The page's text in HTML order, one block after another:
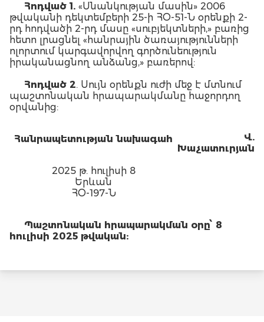
Հոդված 1. «Սնանկության մասին» 2006
թվականի դեկտեմբերի 25-ի ՀՕ-51-Ն օրենքի 2-
րդ հոդվածի 2-րդ մասը «սուբյեկտների,» բառից
հետո լրացնել «հանրային ծառայությունների
ոլորտում կարգավորվող գործունեություն
իրականացնող անձանց,» բառերով:
Հոդված 2. Սույն օրենքն ուժի մեջ է մտնում
պաշտոնական հրապարակմանը հաջորդող
օրվանից:
Հանրապետության նախագահ
Վ.
Խաչատուրյան
2025 թ. հուլիսի 8
Երևան
ՀՕ-197-Ն
Պաշտոնական հրապարակման օրը՝ 8
հուլիսի 2025 թվական: